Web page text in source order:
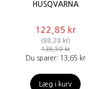
HUSQVARNA
122,85 kr
(98,28 kr)
136,50 kr
Du sparer: 13,65 kr
Læg i kurv